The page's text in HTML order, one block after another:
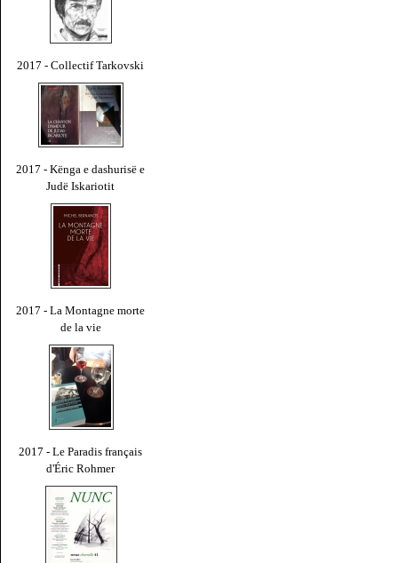
2017 - Collectif Tarkovski
2017 - Kënga e dashurisë e
Judë Iskariotit
2017 - La Montagne morte
de la vie
2017 - Le Paradis français
d'Éric Rohmer